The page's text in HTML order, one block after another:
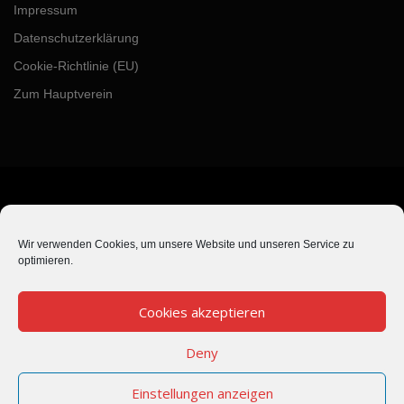
Wir verwenden Cookies, um unsere Website und unseren Service zu
optimieren.
Cookies akzeptieren
Deny
Einstellungen anzeigen
Impressum
Datenschutzerklärung
Cookie-Richtlinie (EU)
Zum Hauptverein